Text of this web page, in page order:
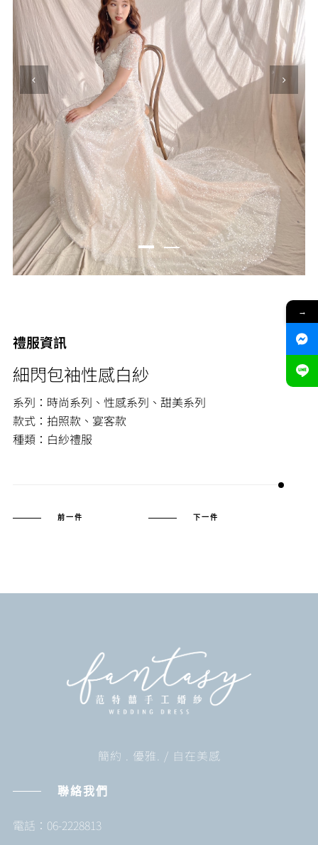
禮服資訊
細閃包袖性感白紗
系列：時尚系列、性感系列、甜美系列
款式：拍照款、宴客款
種類：白紗禮服
前一件 下一件
簡約 . 優雅. / 自在美感
聯絡我們
電話：06-2228813
→